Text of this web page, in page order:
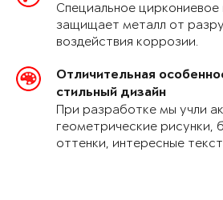
Специальное циркониевое
защищает металл от
воздействия коррозии.
Отличительная
стильный дизайн
При разработке мы учли
геометрические рисунки,
оттенки, интересные